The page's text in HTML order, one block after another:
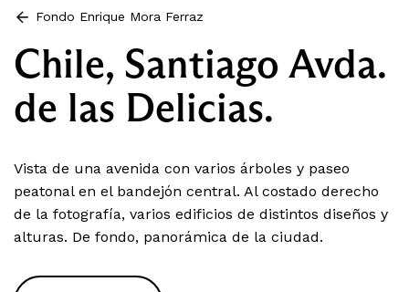
Fondo Enrique Mora Ferraz
Chile, Santiago Avda.
de las Delicias.
Vista de una avenida con varios árboles y paseo
peatonal en el bandejón central. Al costado derecho
de la fotografía, varios edificios de distintos diseños y
alturas. De fondo, panorámica de la ciudad.